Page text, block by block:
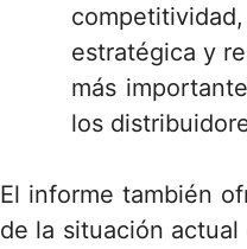
estratégica y
más
los
El informe también
de la situación